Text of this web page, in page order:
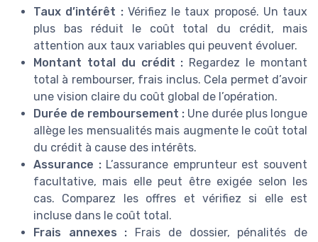
Taux d’intérêt :Vérifiez le taux proposé. Un taux
plus bas réduit le coût total du crédit, mais
attention aux taux variables qui peuvent évoluer.
Montant total du crédit : Regardez le montant
total à rembourser, frais inclus. Cela permet d’avoir
une vision claire du coût global de l’opération.
Durée de remboursement : Une durée plus longue
allège les mensualités mais augmente le coût total
du crédit à cause des intérêts.
Assurance :L’assurance emprunteur est souvent
facultative, mais elle peut être exigée selon les
cas. Comparez les offres et vérifiez si elle est
incluse dans le coût total.
Frais annexes : Frais de dossier, pénalités de